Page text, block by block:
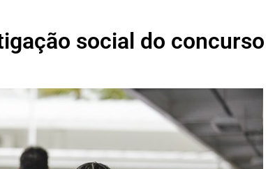
social do concurso